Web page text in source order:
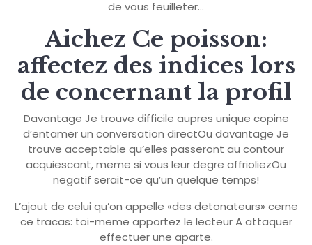
de vous feuilleter…
Aichez Ce poisson:
affectez des indices lors
de concernant la profil
Davantage Je trouve difficile aupres unique copine
d’entamer un conversation directOu davantage Je
trouve acceptable qu’elles passeront au contour
acquiescant, meme si vous leur degre affrioliezOu
negatif serait-ce qu’un quelque temps!
L’ajout de celui qu’on appelle «des detonateurs» cerne
ce tracas: toi-meme apportez le lecteur A attaquer
effectuer une aparte.